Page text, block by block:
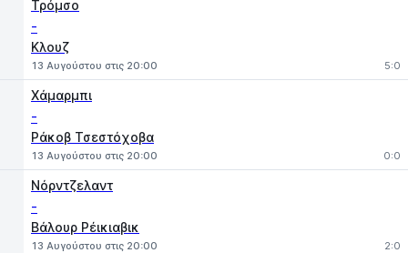
Τρόμσο
-
Κλουζ
13 Αυγούστου στις 20:00 5:0
Χάμαρμπι
-
Ράκοβ Τσεστόχοβα
13 Αυγούστου στις 20:00 0:0
Νόρντζελαντ
-
Βάλουρ Ρέικιαβικ
13 Αυγούστου στις 20:00 2:0